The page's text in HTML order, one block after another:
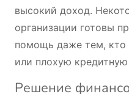
высокий доход.
организации готовы
помощь даже тем, кто
или плохую
Решение